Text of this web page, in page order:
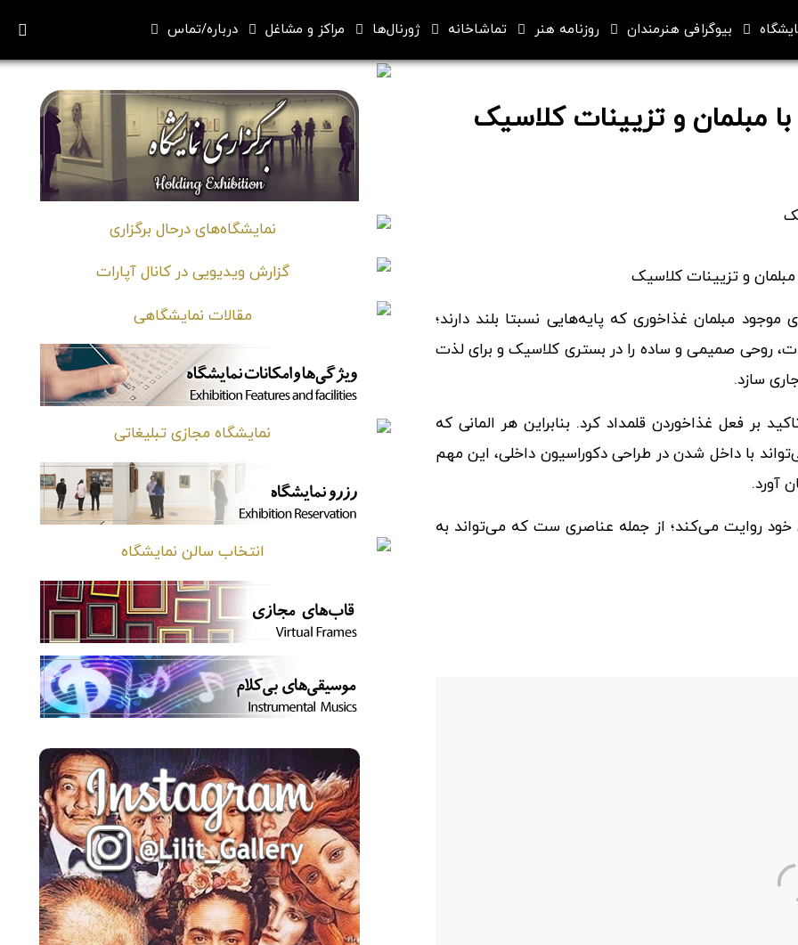
بیوگرافی هنرمندان روزنامه هنر تماشاخانه ژورنال‌ها مراکز و مشاغل درباره/تماس
مبلمان و تزیینات کلاسیک
مبلمان و تزیینات کلاسیک
موجود مبلمان غذاخوری که پایه‌هایی نسبتا بلند دارند؛
روحی صمیمی و ساده را در بستری کلاسیک و برای لذت
سازد.
بر فعل غذاخوردن قلمداد کرد. بنابراین هر المانی که
با داخل شدن در طراحی دکوراسیون داخلی، این مهم
آورد.
روایت می‌کند؛ از جمله عناصری ست که می‌تواند به